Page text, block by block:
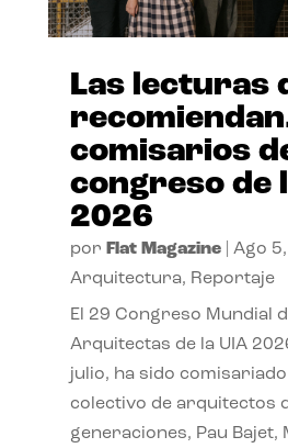
Las lecturas
comisarios
congreso de
2026
por Flat Magazine| Ago
Arquitectura, Reportaje
El 29 Congreso Mundial
Arquitectas de la UIA
julio, ha sido
colectivo de arquitectos
generaciones, Pau Bajet,